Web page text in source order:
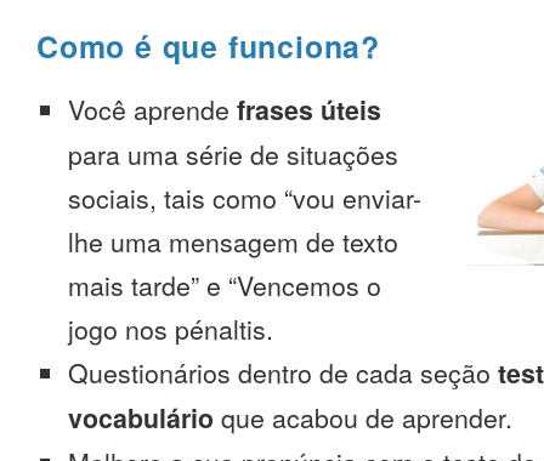
Como é que funciona?
Você aprende frases úteis
para uma série de situações
sociais, tais como “vou enviar-
lhe uma mensagem de texto
mais tarde” e “Vencemos o
jogo nos pénaltis.
Questionários dentro de cada seção
vocabulário que acabou de aprender.